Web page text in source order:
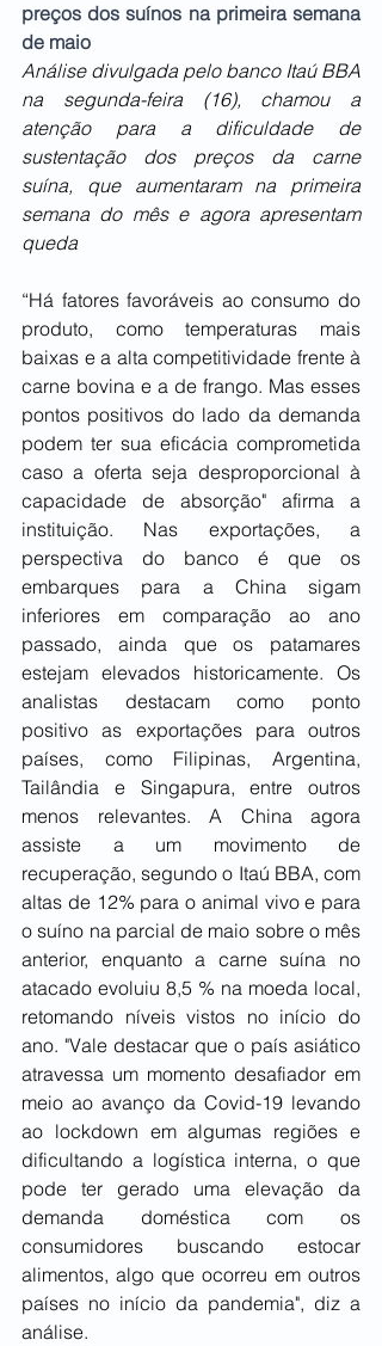
preços dos suínos na primeira semana
de maio
Análise divulgada pelo banco Itaú BBA
na segunda-feira (16), chamou a
atenção para a dificuldade de
sustentação dos preços da carne
suína, que aumentaram na primeira
semana do mês e agora apresentam
queda
“Há fatores favoráveis ao consumo do
produto, como temperaturas mais
baixas e a alta competitividade frente à
carne bovina e a de frango. Mas esses
pontos positivos do lado da demanda
podem ter sua eficácia comprometida
caso a oferta seja desproporcional à
capacidade de absorção" afirma a
instituição. Nas exportações, a
perspectiva do banco é que os
embarques para a China sigam
inferiores em comparação ao ano
passado, ainda que os patamares
estejam elevados historicamente. Os
analistas destacam como ponto
positivo as exportações para outros
países, como Filipinas, Argentina,
Tailândia e Singapura, entre outros
menos relevantes. A China agora
assiste a um movimento de
recuperação, segundo o Itaú BBA, com
altas de 12% para o animal vivo e para
o suíno na parcial de maio sobre o mês
anterior, enquanto a carne suína no
atacado evoluiu 8,5 % na moeda local,
retomando níveis vistos no início do
ano. "Vale destacar que o país asiático
atravessa um momento desafiador em
meio ao avanço da Covid-19 levando
ao lockdown em algumas regiões e
dificultando a logística interna, o que
pode ter gerado uma elevação da
demanda doméstica com os
consumidores buscando estocar
alimentos, algo que ocorreu em outros
países no início da pandemia", diz a
análise.